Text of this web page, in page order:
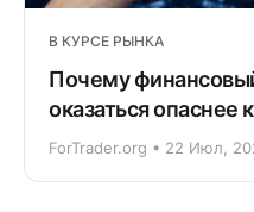
В КУРСЕ РЫНКА
Почему
оказаться опаснее
ForTrader.org • 22 Июл,